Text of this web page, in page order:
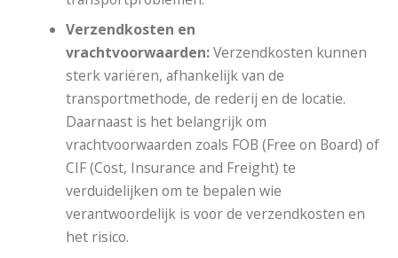
Verzendkosten en
vrachtvoorwaarden:Verzendkosten kunnen
sterk variëren, afhankelijk van de
transportmethode, de rederij en de locatie.
Daarnaast is het belangrijk om
vrachtvoorwaarden zoals FOB (Free on Board) of
CIF (Cost, Insurance and Freight) te
verduidelijken om te bepalen wie
verantwoordelijk is voor de verzendkosten en
het risico.